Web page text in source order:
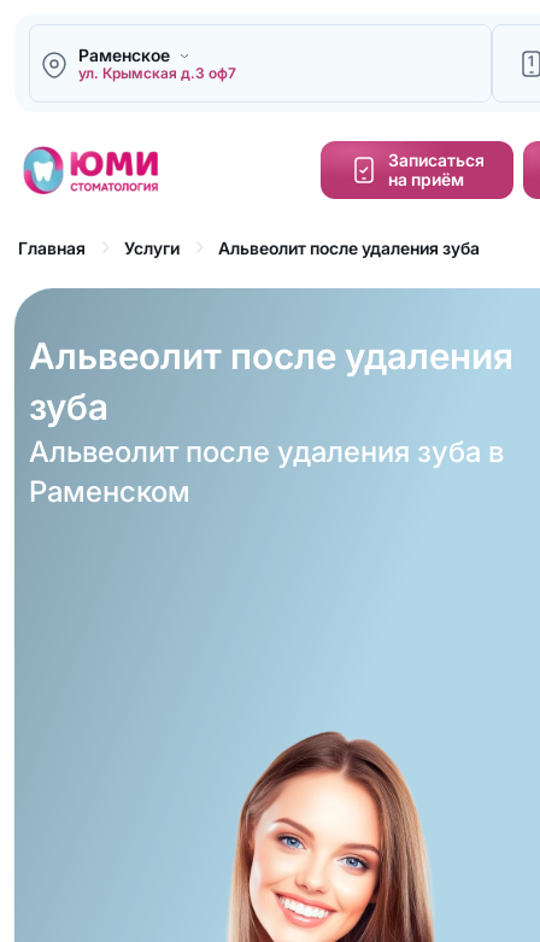
Раменское
ул. Крымская д.3 оф7
1
Записаться
на приём
Главная Услуги Альвеолит после удаления зуба
Альвеолит после удаления
зуба
Альвеолит после удаления зуба в
Раменском